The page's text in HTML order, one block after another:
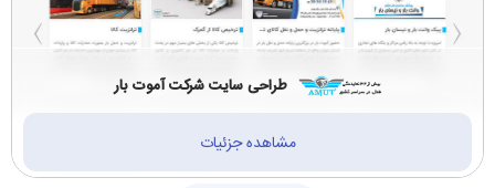
طراحی سایت شرکت آموت بار
مشاهده جزئیات